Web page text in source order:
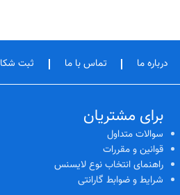
درباره ما تماس با ما ثبت
برای مشتریان
سوالات متداول
قوانین و مقررات
راهنمای انتخاب نوع لایسنس
شرایط و ضوابط گارانتی